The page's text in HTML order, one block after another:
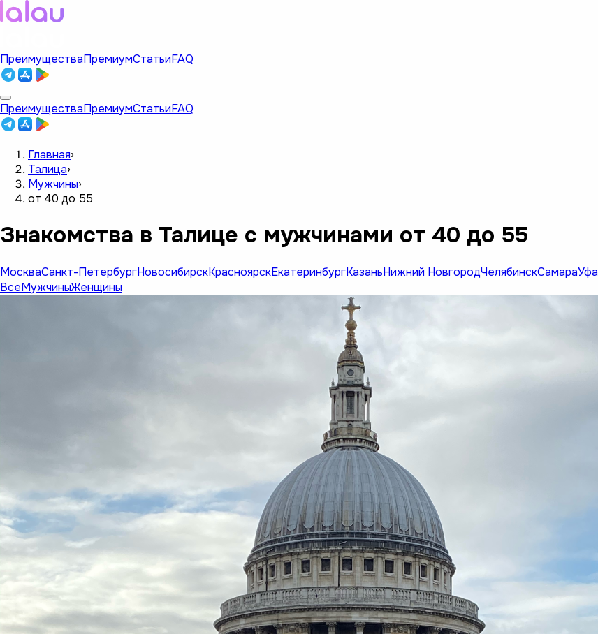
ПреимуществаПремиумСтатьиFAQ
ПреимуществаПремиумСтатьиFAQ
Главная›
Талица›
Мужчины›
от 40 до 55
Знакомства в Талице с мужчинами от 40 до 55
МоскваСанкт-ПетербургНовосибирскКрасноярскЕкатеринбургКазаньНижний НовгородЧелябинскСамараУфа
ВсеМужчиныЖенщины